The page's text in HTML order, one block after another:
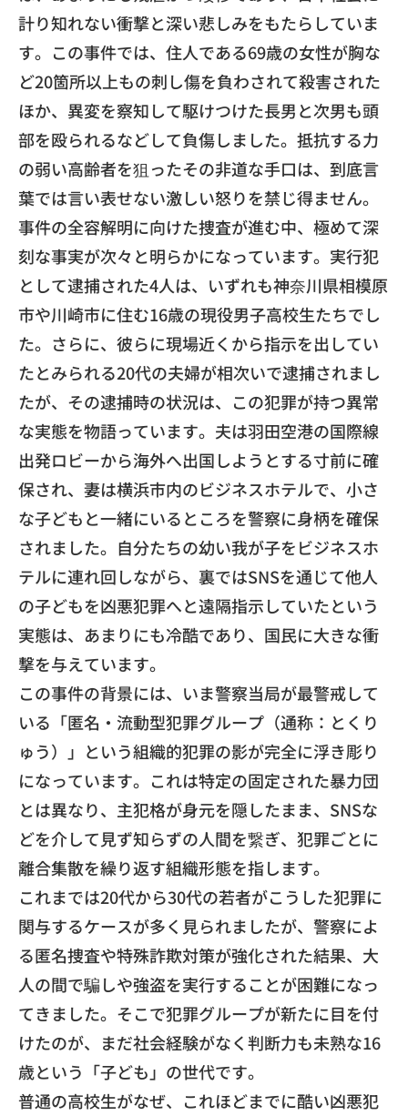
計り知れない衝撃と深い悲しみをもたらしていま
す。 この事件では、 住人である69歳の女性が胸な
ど20箇所以上もの刺し傷を負わされて殺害された
ほか、 異変を察知して駆けつけた長男と次男も頭
部を殴られるなどして負傷しました。抵抗する力
の弱い高齢者を狙ったその非道な手口は、 到底言
葉では言い表せない激しい怒りを禁じ得ません。
​事件の全容解明に向けた捜査が進む中、 極めて深
刻な事実が次々と明らかになっています。 実行犯
として逮捕された4人は、 いずれも神奈川県相模原
市や川崎市に住む16歳の現役男子高校生たちでし
た。さらに、 彼らに現場近くから指示を出してい
たとみられる20代の夫婦が相次いで逮捕されまし
たが、その逮捕時の状況は、 この犯罪が持つ異常
な実態を物語っています。 夫は羽田空港の国際線
出発ロビーから海外へ出国しようとする寸前に確
保され、妻は横浜市内のビジネスホテルで、 小さ
な子どもと一緒にいるところを警察に身柄を確保
されました。 自分たちの幼い我が子をビジネスホ
テルに連れ回しながら、 裏ではSNSを通じて他人
の子どもを凶悪犯罪へと遠隔指示していたという
実態は、あまりにも冷酷であり、 国民に大きな衝
撃を与えています。
​この事件の背景には、いま警察当局が最警戒して
いる「匿名・ 流動型犯罪グループ（通称：とくり
ゅう）」 という組織的犯罪の影が完全に浮き彫り
になっています。 これは特定の固定された暴力団
とは異なり、 主犯格が身元を隠したまま、 SNSな
どを介して見ず知らずの人間を繋ぎ、 犯罪ごとに
離合集散を繰り返す組織形態を指します。
これまでは20代から30代の若者がこうした犯罪に
関与するケースが多く見られましたが、 警察によ
る匿名捜査や特殊詐欺対策が強化された結果、 大
人の間で騙しや強盗を実行することが困難になっ
てきました。 そこで犯罪グループが新たに目を付
けたのが、 まだ社会経験がなく判断力も未熟な16
歳という「子ども」 の世代です。
​普通の高校生がなぜ、 これほどまでに酷い凶悪犯